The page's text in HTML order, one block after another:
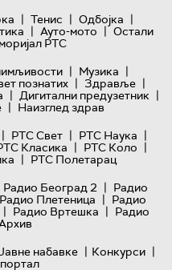
| Тенис | Одбојка |
| Ауто-мото | Остали
РТС
| Музика |
познатих | Здравље |
| Дигитални предузетник |
| Наизглед здрав
| РТС Свет | РТС Наука |
Класика | РТС Коло |
| РТС Полетарац
Радио Београд 2 | Радио
Радио Плетеница | Радио
| Радио Вртешка | Радио
набавке | Конкурси |